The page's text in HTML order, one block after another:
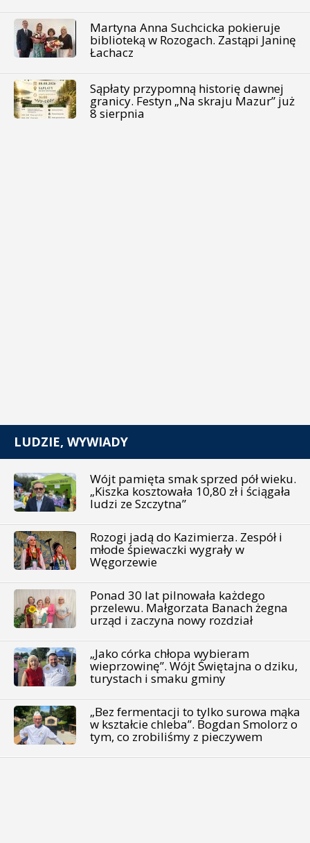
Martyna Anna Suchcicka pokieruje
biblioteką w Rozogach. Zastąpi Janinę
Łachacz
Sąpłaty przypomną historię dawnej
granicy. Festyn „Na skraju Mazur” już
8 sierpnia
LUDZIE, WYWIADY
Wójt pamięta smak sprzed pół wieku.
„Kiszka kosztowała 10,80 zł i ściągała
ludzi ze Szczytna”
Rozogi jadą do Kazimierza. Zespół i
młode śpiewaczki wygrały w
Węgorzewie
Ponad 30 lat pilnowała każdego
przelewu. Małgorzata Banach żegna
urząd i zaczyna nowy rozdział
„Jako córka chłopa wybieram
wieprzowinę”. Wójt Świętajna o dziku,
turystach i smaku gminy
„Bez fermentacji to tylko surowa mąka
w kształcie chleba”. Bogdan Smolorz o
tym, co zrobiliśmy z pieczywem